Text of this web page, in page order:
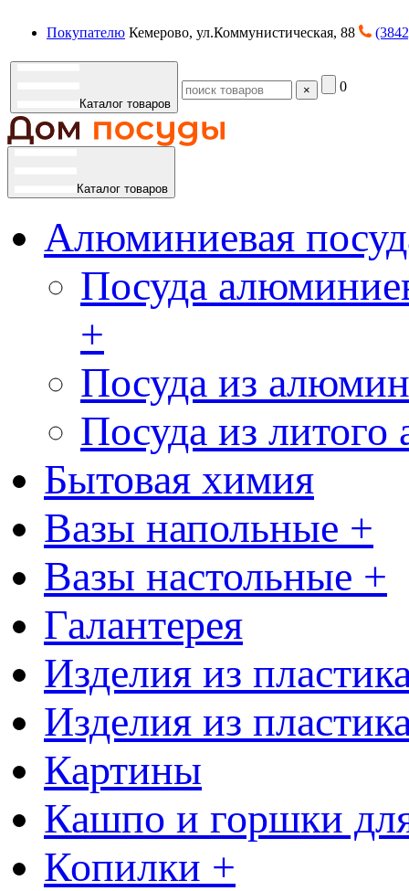
Покупателю Кемерово, ул.Коммунистическая, 88
Каталог товаров
× 0
Каталог товаров
Алюминиевая
Посуда
+
Посуда из
Посуда из
Бытовая химия
Вазы напольные +
Вазы настольные +
Галантерея
Изделия из
Изделия из
Картины
Кашпо и горшки
Копилки +